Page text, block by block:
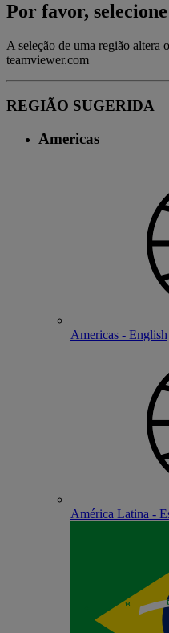
Por favor,
A seleção de uma região altera
teamviewer.com
REGIÃO SUGERIDA
Americas
Americas - English
América Latina -